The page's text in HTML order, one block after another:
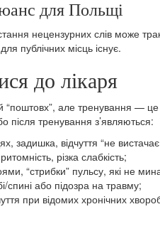
для Польщі
нецензурних слів може
публічних місць існує.
до лікаря
“поштовх”, але тренування —
після тренування з’являються:
задишка, відчуття “не вистачає
різка слабкість;
“стрибки” пульсу, які не
спині або підозра на травму;
при відомих хронічних